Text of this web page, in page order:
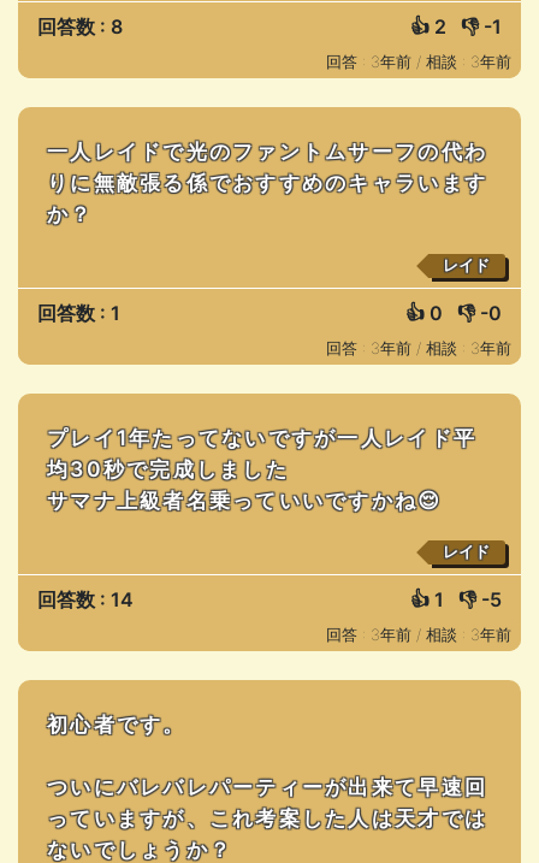
回答数 : 8 👍 2 👎 -1
回答 : 3年前 / 相談 : 3年前
一人レイドで光のファントムサーフの代わ
りに無敵張る係でおすすめのキャラいます
か？
レイド
回答数 : 1 👍 0 👎 -0
回答 : 3年前 / 相談 : 3年前
プレイ1年たってないですが一人レイド平
均30秒で完成しました
サマナ上級者名乗っていいですかね😌
レイド
回答数 : 14 👍 1 👎 -5
回答 : 3年前 / 相談 : 3年前
初心者です。
ついにバレバレパーティーが出来て早速回
っていますが、これ考案した人は天才では
ないでしょうか？